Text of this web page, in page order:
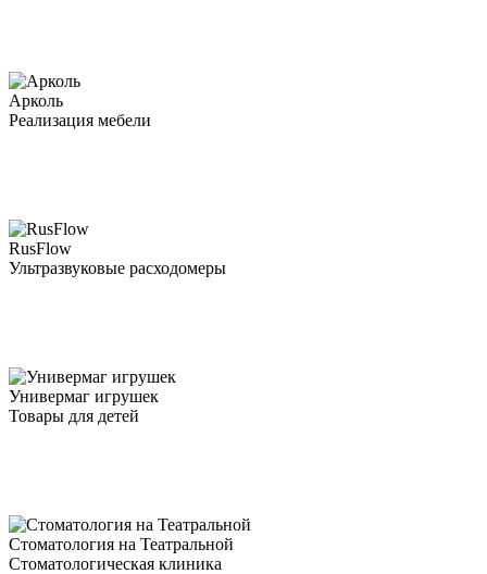
Арколь
Реализация мебели
RusFlow
Ультразвуковые расходомеры
Универмаг игрушек
Товары для детей
Стоматология на Театральной
Стоматологическая клиника